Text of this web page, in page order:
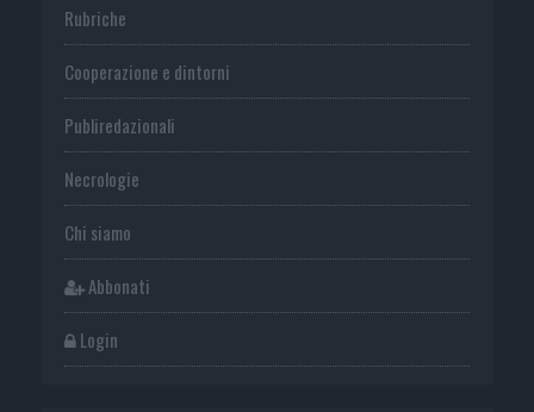
Rubriche
Cooperazione e dintorni
Publiredazionali
Necrologie
Chi siamo
Abbonati
Login